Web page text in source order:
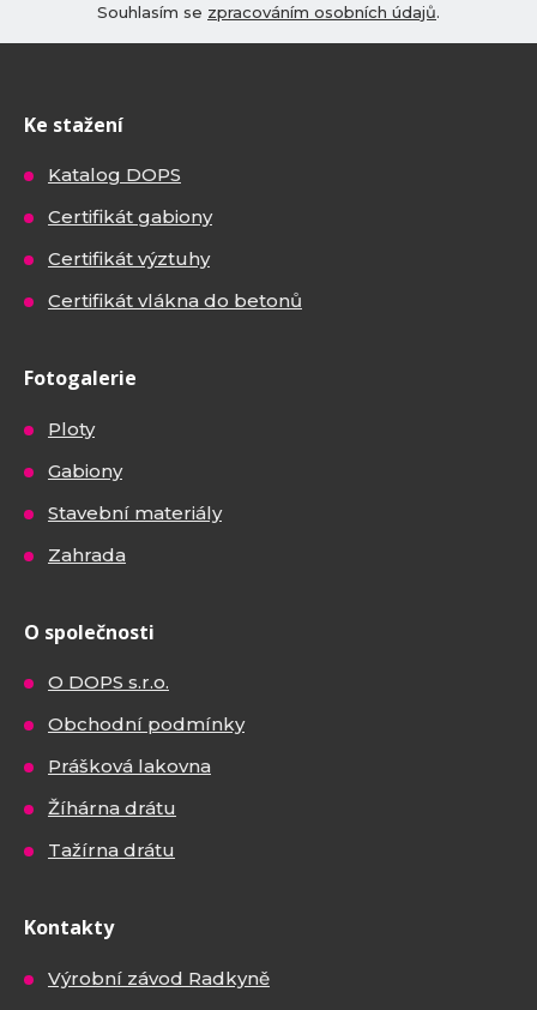
Souhlasím se zpracováním osobních údajů.
Ke stažení
Katalog DOPS
Certifikát gabiony
Certifikát výztuhy
Certifikát vlákna do betonů
Fotogalerie
Ploty
Gabiony
Stavební materiály
Zahrada
O společnosti
O DOPS s.r.o.
Obchodní podmínky
Prášková lakovna
Žíhárna drátu
Tažírna drátu
Kontakty
Výrobní závod Radkyně